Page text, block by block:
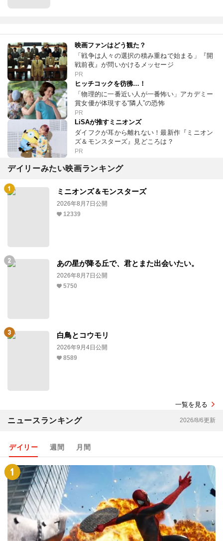
映画ファンはどう観た？
「戦争は人々の選択の積み重ねで始まる」『開
戦前夜』が問いかけるメッセージ
PR
ヒッチコックを彷彿…！
「物理的に一番近い人が一番怖い」アカデミー
賞女優が体現する“隣人”の恐怖
PR
LiSAが推すミニオンズ
ダイフクが耳から離れない！最新作『ミニオン
ズ＆モンスターズ』見どころは？
PR
デイリーみたい映画ランキング
ミニオンズ＆モンスターズ
2026年8月7日公開
12339
あの星が降る丘で、君とまた出会いたい。
2026年8月7日公開
5750
白鳥とコウモリ
2026年9月4日公開
8589
一覧を見る
ニュースランキング 2026/8/6更新
デイリー 週間 月間